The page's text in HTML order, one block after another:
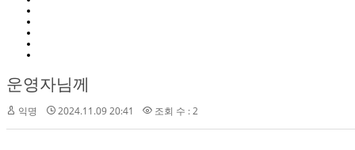
운영자님께
익명 2024.11.09 20:41 조회 수 : 2